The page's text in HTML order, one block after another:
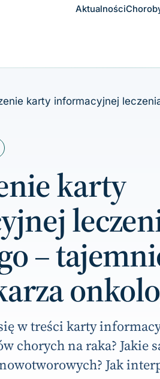
Aktualności
karty informacyjnej
karty
–
w treści karty
chorych na raka? Jakie
Jak